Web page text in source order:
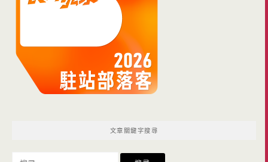
文章關鍵字搜尋